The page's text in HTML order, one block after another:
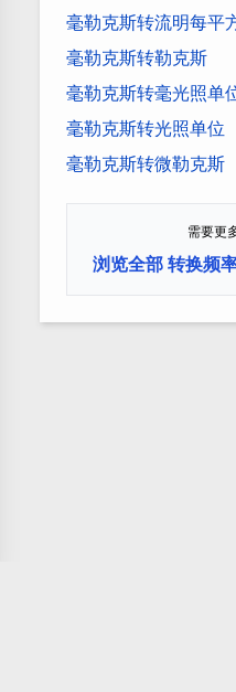
毫勒克斯转流明每平
毫勒克斯转勒克斯
毫勒克斯转毫光照单
毫勒克斯转光照单位
毫勒克斯转微勒克斯
需要更
浏览全部 转换频